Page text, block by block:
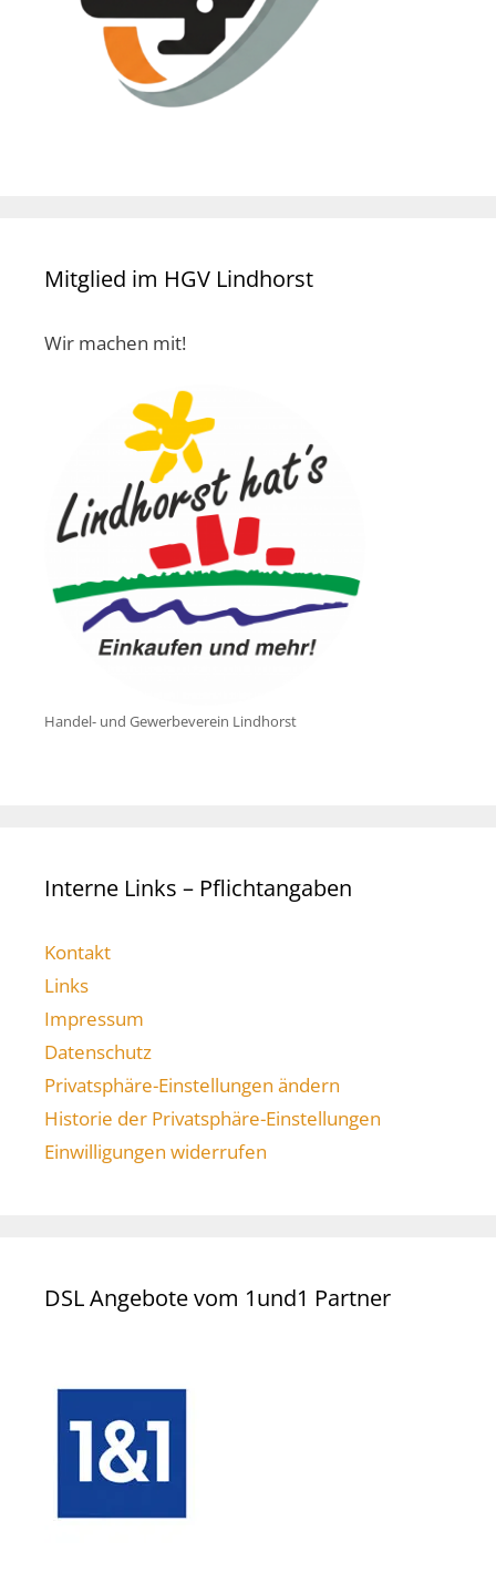
Mitglied im HGV Lindhorst
Wir machen mit!
Handel- und Gewerbeverein Lindhorst
Interne Links – Pflichtangaben
Kontakt
Links
Impressum
Datenschutz
Privatsphäre-Einstellungen ändern
Historie der Privatsphäre-Einstellungen
Einwilligungen widerrufen
DSL Angebote vom 1und1 Partner